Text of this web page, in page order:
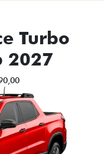
Turbo
2027